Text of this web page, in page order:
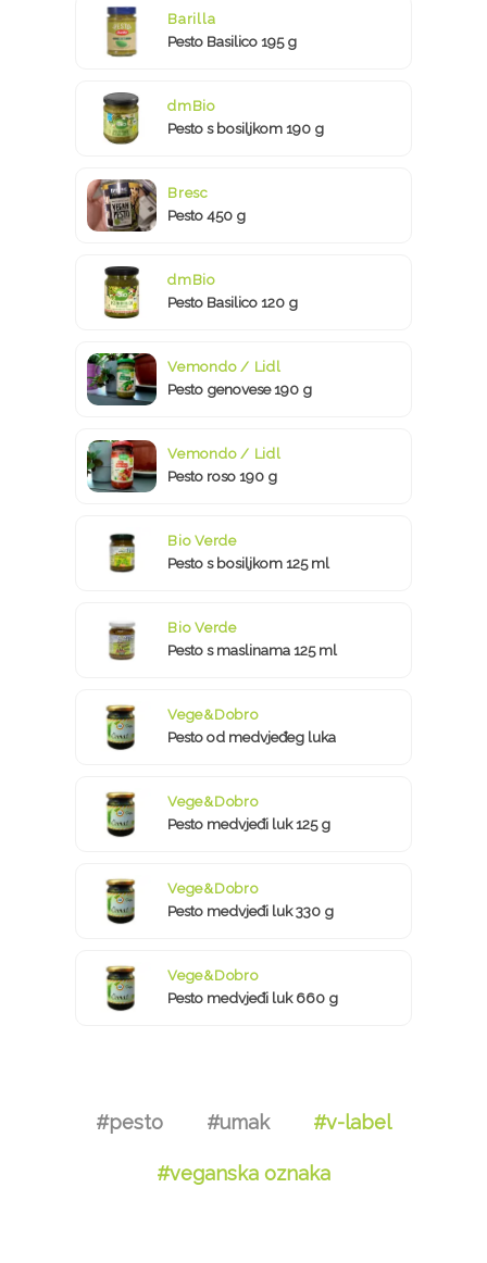
Barilla
Pesto Basilico 195 g
dmBio
Pesto s bosiljkom 190 g
Bresc
Pesto 450 g
dmBio
Pesto Basilico 120 g
Vemondo / Lidl
Pesto genovese 190 g
Vemondo / Lidl
Pesto roso 190 g
Bio Verde
Pesto s bosiljkom 125 ml
Bio Verde
Pesto s maslinama 125 ml
Vege&Dobro
Pesto od medvjeđeg luka
Vege&Dobro
Pesto medvjeđi luk 125 g
Vege&Dobro
Pesto medvjeđi luk 330 g
Vege&Dobro
Pesto medvjeđi luk 660 g
#pesto #umak #v-label
#veganska oznaka